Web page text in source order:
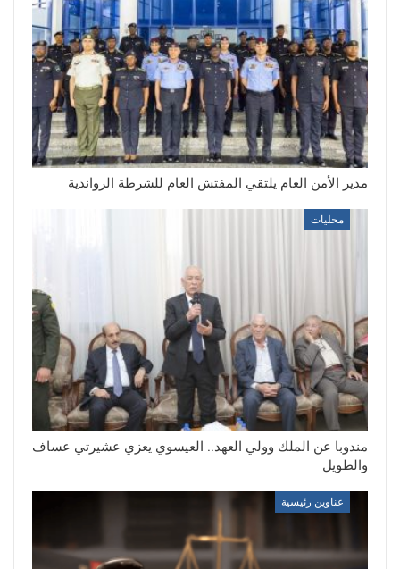
مدير الأمن العام يلتقي المفتش العام للشرطة الرواندية
محليات
مندوبا عن الملك وولي العهد.. العيسوي يعزي عشيرتي عساف
والطويل
عناوين رئيسية